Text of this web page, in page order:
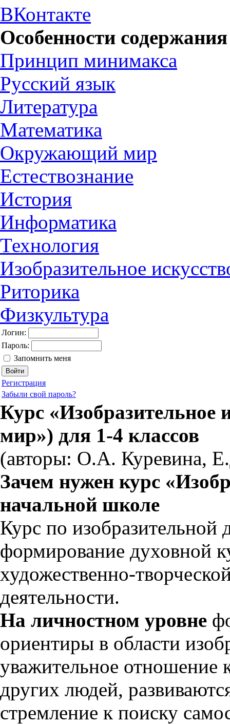
ВКонтакте
Особенности содержания
Принцип минимакса
Русский язык
Литература
Математика
Окружающий мир
Естествознание
История
Информатика
Технология
Изобразительное
Риторика
Физкультура
Логин:
Пароль:
Запомнить меня
Регистрация
Забыли свой пароль?
Курс «Изобразительное
мир») для 1-4 классов
(авторы: О.А. Куревина,
Зачем нужен курс
начальной школе
Курс по изобразительной
формирование духовной
художественно-
деятельности.
На личностном уровне
ориентиры в области
уважительное отношение
других людей,
стремление к поиску